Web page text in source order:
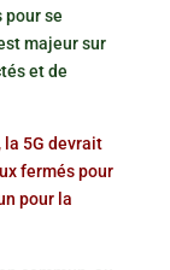
pour se
majeur sur
et de
la 5G devrait
fermés pour
pour la